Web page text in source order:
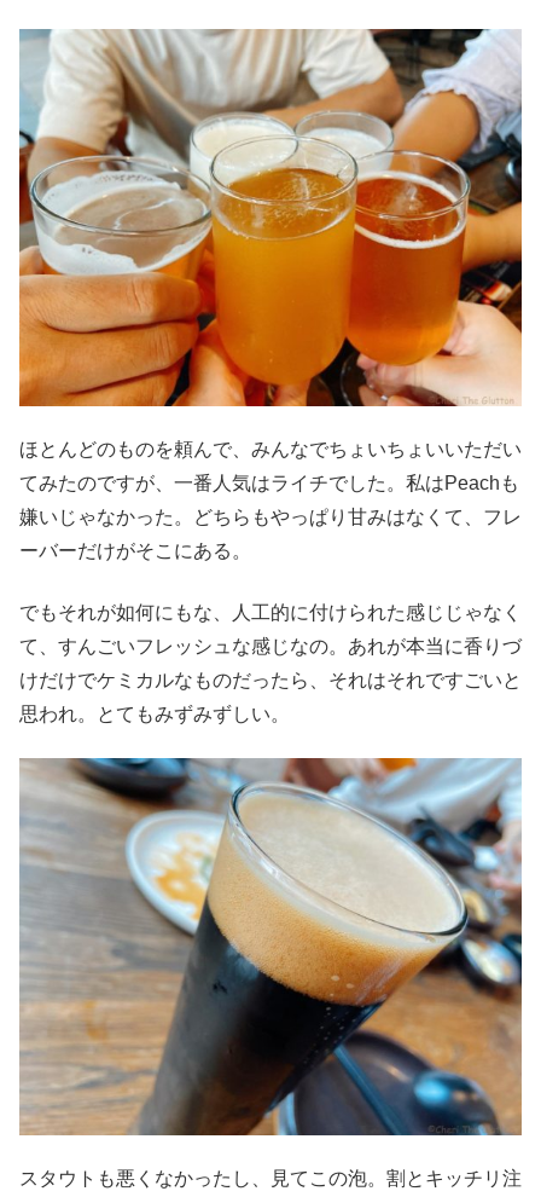
ほとんどのものを頼んで、みんなでちょいちょいいただい
てみたのですが、一番人気はライチでした。私はPeachも
嫌いじゃなかった。どちらもやっぱり甘みはなくて、フレ
ーバーだけがそこにある。
でもそれが如何にもな、人工的に付けられた感じじゃなく
て、すんごいフレッシュな感じなの。あれが本当に香りづ
けだけでケミカルなものだったら、それはそれですごいと
思われ。とてもみずみずしい。
スタウトも悪くなかったし、見てこの泡。割とキッチリ注